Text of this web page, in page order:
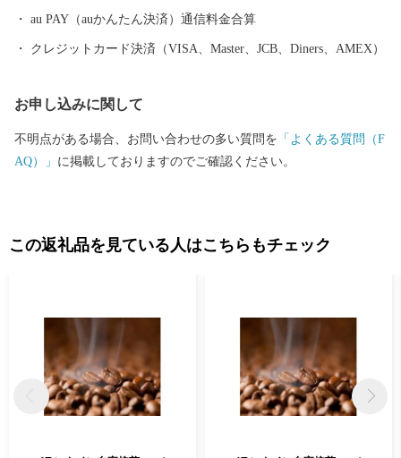
au PAY（auかんたん決済）通信料金合算
クレジットカード決済（VISA、Master、JCB、Diners、AMEX）
お申し込みに関して
不明点がある場合、お問い合わせの多い質問を 「よくある質問（F
AQ）」 に掲載しておりますのでご確認ください。
この返礼品を見ている人はこちらもチェック